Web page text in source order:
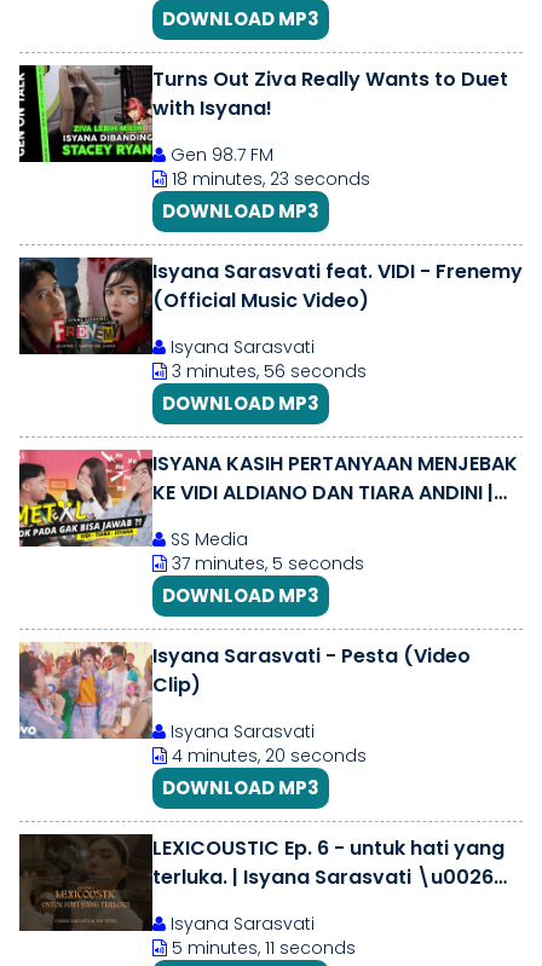
DOWNLOAD MP3
Turns Out Ziva Really Wants to Duet
with Isyana!
Gen 98.7 FM
18 minutes, 23 seconds
DOWNLOAD MP3
Isyana Sarasvati feat. VIDI - Frenemy
(Official Music Video)
Isyana Sarasvati
3 minutes, 56 seconds
DOWNLOAD MP3
ISYANA KASIH PERTANYAAN MENJEBAK
KE VIDI ALDIANO DAN TIARA ANDINI |
SS Media
37 minutes, 5 seconds
DOWNLOAD MP3
Isyana Sarasvati - Pesta (Video
Clip)
Isyana Sarasvati
4 minutes, 20 seconds
DOWNLOAD MP3
LEXICOUSTIC Ep. 6 - untuk hati yang
terluka. | Isyana Sarasvati \u0026
Isyana Sarasvati
5 minutes, 11 seconds